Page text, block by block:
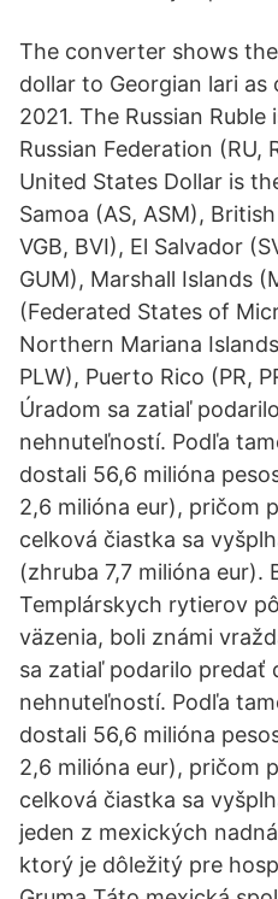
The converter shows
dollar to Georgian lari as
2021. The Russian
Russian Federation (RU,
United States Dollar is
Samoa (AS, ASM),
VGB, BVI), El Salvador
GUM), Marshall Islands
(Federated States of
Northern Mariana
PLW), Puerto Rico (PR,
Úradom sa zatiaľ
nehnuteľností. Podľa
dostali 56,6 milióna
2,6 milióna eur), pričom
celková čiastka sa
(zhruba 7,7 milióna eur).
Templárskych rytierov
väzenia, boli známi
sa zatiaľ podarilo predať
nehnuteľností. Podľa
dostali 56,6 milióna
2,6 milióna eur), pričom
celková čiastka sa
jeden z mexických
ktorý je dôležitý pre